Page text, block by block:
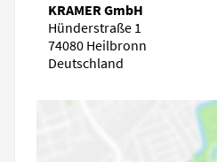
KRAMER GmbH
Hünderstraße 1
74080 Heilbronn
Deutschland